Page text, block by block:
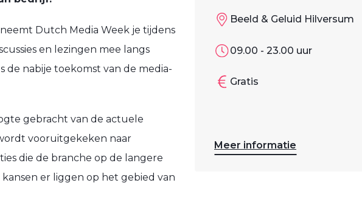
Beeld & Geluid Hilversum
09.00 - 23.00 uur
Gratis
Meer informatie
Dutch Media Week je tijdens
en lezingen mee langs
de nabije toekomst van de media-
gebracht van de actuele
vooruitgekeken naar
die de branche op de langere
er liggen op het gebied van